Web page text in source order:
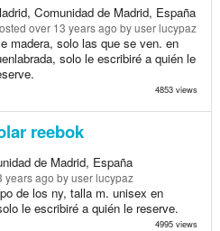
Comunidad de Madrid, España
over 13 years ago by user lucypaz
madera, solo las que se ven. en
solo le escribiré a quién le
4853 views
reebok
de Madrid, España
years ago by user lucypaz
de los ny, talla m. unisex en
le escribiré a quién le reserve.
4995 views